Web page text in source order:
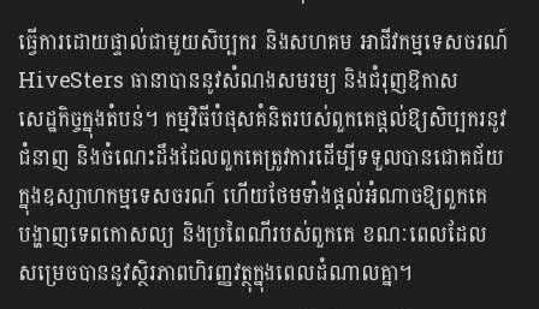
ធ្វើការដោយផ្ទាល់ជាមួយសិប្បករ និងសហគម អាជីវកម្មទេសចរណ៍
HiveSters ធានាបាននូវសំណងសមរម្យ និងជំរុញឱកាស
សេដ្ឋកិច្ចក្នុងតំបន់។ កម្មវិធីបំផុសគំនិតរបស់ពួកគេផ្តល់ឱ្យសិប្បករនូវ
ជំនាញ និងចំណេះដឹងដែលពួកគេត្រូវការដើម្បីទទួលបានជោគជ័យ
ក្នុងឧស្សាហកម្មទេសចរណ៍ ហើយថែមទាំងផ្តល់អំណាចឱ្យពួកគេ
បង្ហាញទេពកោសល្យ និងប្រពៃណីរបស់ពួកគេ ខណៈពេលដែល
សម្រេចបាននូវស្ថិរភាពហិរញ្ញវត្ថុក្នុងពេលដំណាលគ្នា។